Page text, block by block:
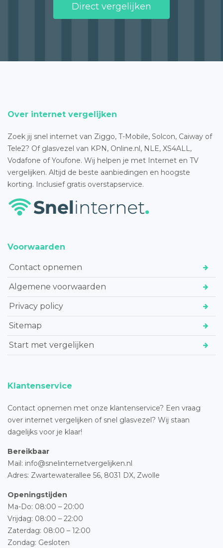
Direct vergelijken
Over internet vergelijken
Zoek jij snel internet van Ziggo, T-Mobile, Solcon, Caiway of
Tele2? Of glasvezel van KPN, Online.nl, NLE, XS4ALL,
Vodafone of Youfone. Wij helpen je met Internet en TV
vergelijken. Altijd de beste aanbiedingen en hoogste
korting. Inclusief gratis overstapservice.
Voorwaarden
Contact opnemen
Algemene voorwaarden
Privacy policy
Sitemap
Start met vergelijken
Klantenservice
Contact opnemen met onze klantenservice? Een vraag
over internet vergelijken of snel glasvezel? Wij staan
dagelijks voor je klaar!
Bereikbaar
Mail: info@snelinternetvergelijken.nl
Adres: Zwartewaterallee 56, 8031 DX, Zwolle
Openingstijden
Ma-Do: 08:00 – 20:00
Vrijdag: 08:00 – 22:00
Zaterdag: 08:00 – 12:00
Zondag: Gesloten